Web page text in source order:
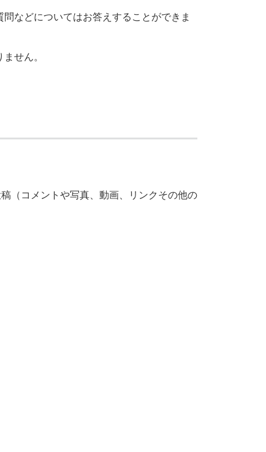
などについてはお答えすることができま
せん。
（コメントや写真、動画、リンクその他の